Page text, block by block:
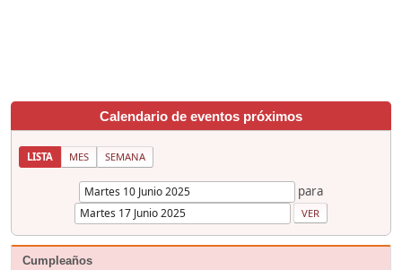
Calendario de eventos próximos
LISTA MES SEMANA
para
Cumpleaños